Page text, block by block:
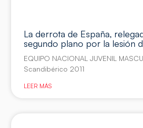
La derrota de España,
segundo plano por la lesión
EQUIPO NACIONAL JUVENIL
Scandibérico 2011
LEER MÁS